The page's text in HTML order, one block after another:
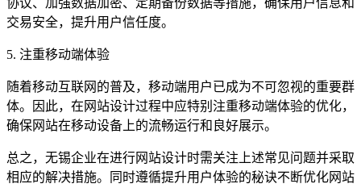
交易安全，提升用户信任度。
5. 注重移动端体验
随着移动互联网的普及，移动端用户已成为不可忽视的重要群
体。因此，在网站设计过程中应特别注重移动端体验的优化，
确保网站在移动设备上的流畅运行和良好展示。
总之，无锡企业在进行网站设计时需关注上述常见问题并采取
相应的解决措施。同时遵循提升用户体验的秘诀不断优化网站